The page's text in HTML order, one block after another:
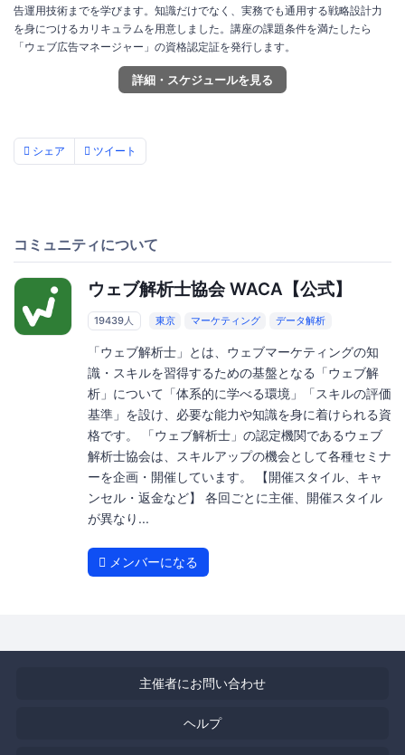
告運用技術までを学びます。知識だけでなく、実務でも通用する戦略設計力
を身につけるカリキュラムを用意しました。講座の課題条件を満たしたら
「ウェブ広告マネージャー」の資格認定証を発行します。
詳細・スケジュールを見る
シェア ツイート
コミュニティについて
ウェブ解析士協会 WACA【公式】
19439人 東京 マーケティング データ解析
「ウェブ解析士」とは、ウェブマーケティングの知
識・スキルを習得するための基盤となる「ウェブ解
析」について「体系的に学べる環境」「スキルの評価
基準」を設け、必要な能力や知識を身に着けられる資
格です。 「ウェブ解析士」の認定機関であるウェブ
解析士協会は、スキルアップの機会として各種セミナ
ーを企画・開催しています。 【開催スタイル、キャ
ンセル・返金など】 各回ごとに主催、開催スタイル
が異なり...
メンバーになる
主催者にお問い合わせ
ヘルプ